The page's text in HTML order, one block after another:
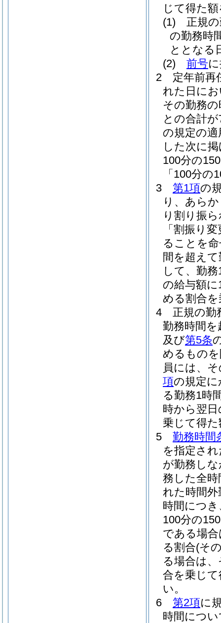
じて得た
(1)
正規
の勤務時
ととなる
(2)
前号
2
定年前再
れた日に
その勤務
との合計
の規定の
した次に
100分の
「100分の
3
第1項の
り、あら
り割り振
「割振り
ることを
間を超え
して、勤
の給与額
める割合
4
正規の勤
勤務時間
及び第5条
めるもの
員には、
項の規定
る勤務1時
時から翌
乗じて得
5
勤務時間
を指定さ
が勤務し
務した全
れた時間
時間につき
100分の150
である場
る割合(そ
る場合は
合を乗じ
い。
6
第2項に
時間につ